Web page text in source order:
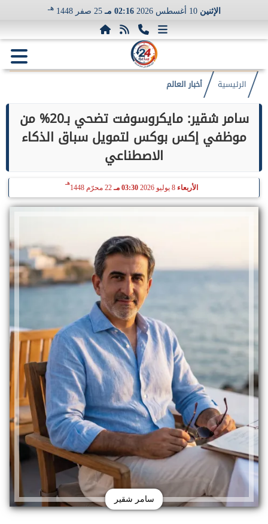
الإثنين 10 أغسطس 2026 02:16 مـ 25 صفر 1448 هـ
الرئيسية أخبار العالم
سامر شقير: مايكروسوفت تضحي بـ20% من
موظفي إكس بوكس لتمويل سباق الذكاء
الاصطناعي
الأربعاء 03:30 مـ 22 محرّم 1448
هـ
سامر شقير